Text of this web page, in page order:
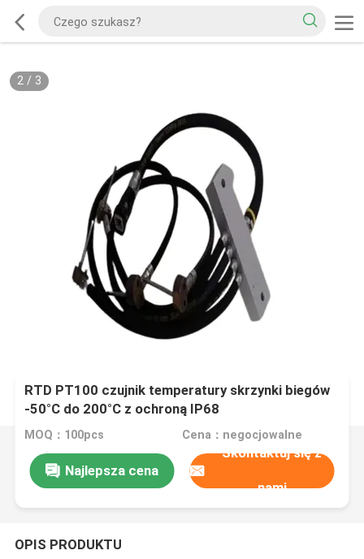
2/ 3
RTD PT100 czujnik temperatury skrzynki biegów
-50°C do 200°C z ochroną IP68
MOQ：100pcs Cena：negocjowalne
Najlepsza cena
Skontaktuj się z
nami
OPIS PRODUKTU